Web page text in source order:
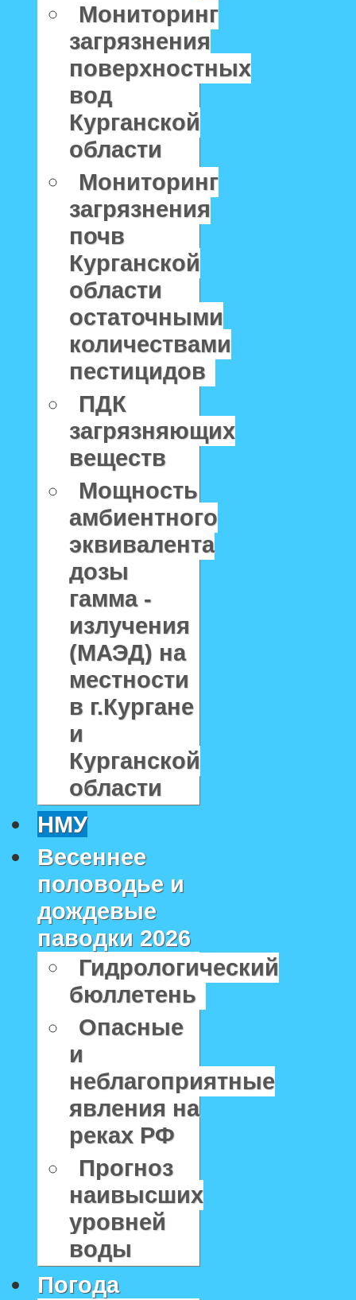
Мониторинг
загрязнения
поверхностных
вод
Курганской
области
Мониторинг
загрязнения
почв
Курганской
области
остаточными
количествами
пестицидов
ПДК
загрязняющих
веществ
Мощность
амбиентного
эквивалента
дозы
гамма -
излучения
(МАЭД) на
местности
в г.Кургане
и
Курганской
области
НМУ
Весеннее
половодье и
дождевые
паводки 2026
Гидрологический
бюллетень
Опасные
и
неблагоприятные
явления на
реках РФ
Прогноз
наивысших
уровней
воды
Погода